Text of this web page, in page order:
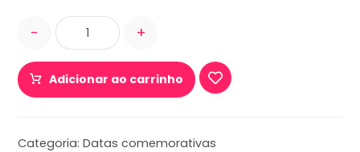
- +
Adicionar ao carrinho
Categoria:Datas comemorativas